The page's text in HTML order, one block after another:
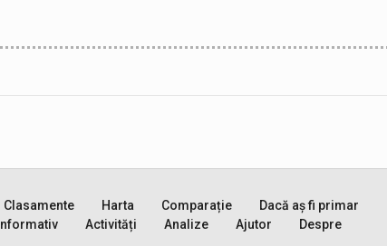
Clasamente Harta Comparație Dacă aș fi primar
Informativ
Activități Analize Ajutor Despre